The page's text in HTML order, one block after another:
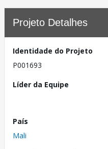
Projeto Detalhes
Identidade do Projeto
P001693
Líder da Equipe
País
Mali